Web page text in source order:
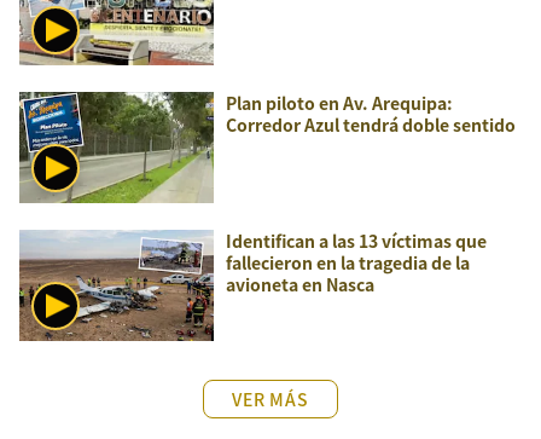
Plan piloto en Av. Arequipa:
Corredor Azul tendrá doble sentido
Identifican a las 13 víctimas que
fallecieron en la tragedia de la
avioneta en Nasca
VER MÁS